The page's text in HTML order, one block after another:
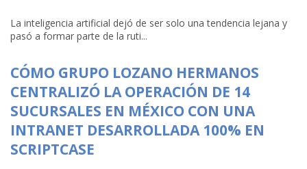
La inteligencia artificial dejó de ser solo una tendencia lejana y
pasó a formar parte de la ruti...
CÓMO GRUPO LOZANO HERMANOS
CENTRALIZÓ LA OPERACIÓN DE 14
SUCURSALES EN MÉXICO CON UNA
INTRANET DESARROLLADA 100% EN
SCRIPTCASE